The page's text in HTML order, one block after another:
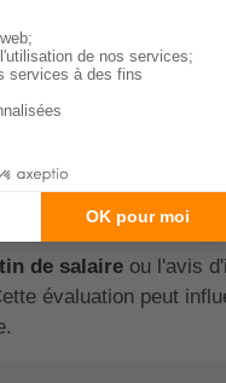
à l'assureur de
que vous êtes bien
relevé d'identité
de vos cotisations.
à l'assureur de
de salaireou l'avis
évaluation peut